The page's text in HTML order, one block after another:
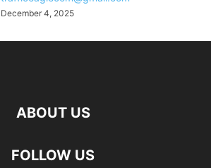
December 4, 2025
ABOUT US
FOLLOW US